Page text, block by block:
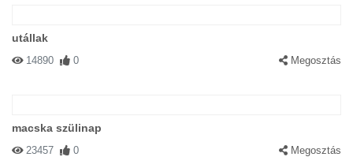
utállak
14890 0 Megosztás
macska szülinap
23457 0 Megosztás